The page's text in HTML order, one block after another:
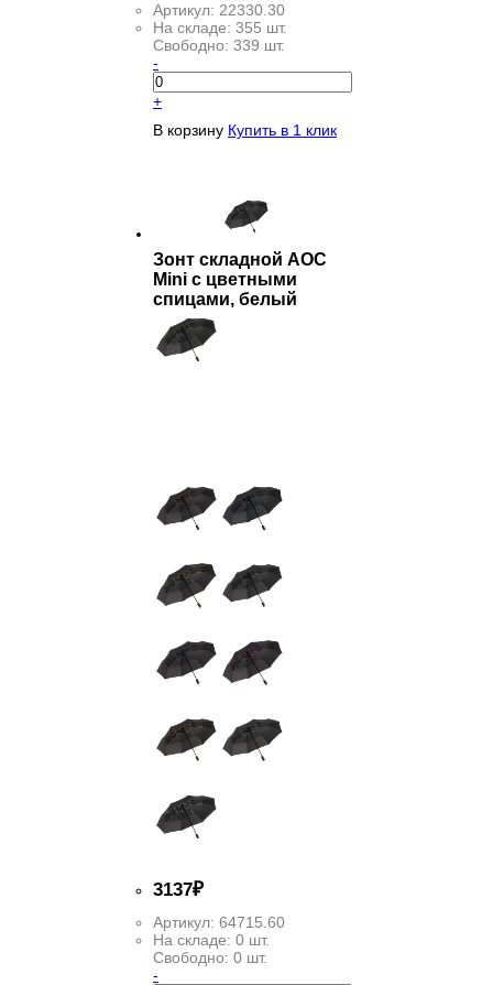
Артикул: 22330.30
На складе: 355 шт.
Свободно: 339 шт.
-
+
В корзину Купить в 1 клик
Зонт складной AOC
Mini с цветными
спицами, белый
3137₽
Артикул: 64715.60
На складе: 0 шт.
Свободно: 0 шт.
-